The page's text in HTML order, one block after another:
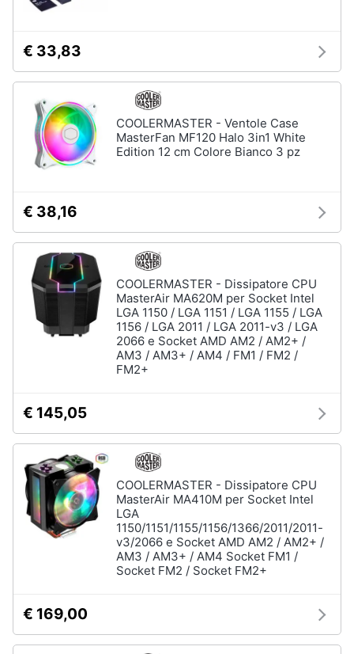
€ 33,83
COOLERMASTER - Ventole Case
MasterFan MF120 Halo 3in1 White
Edition 12 cm Colore Bianco 3 pz
€ 38,16
COOLERMASTER - Dissipatore CPU
MasterAir MA620M per Socket Intel
LGA 1150 / LGA 1151 / LGA 1155 / LGA
1156 / LGA 2011 / LGA 2011-v3 / LGA
2066 e Socket AMD AM2 / AM2+ /
AM3 / AM3+ / AM4 / FM1 / FM2 /
FM2+
€ 145,05
COOLERMASTER - Dissipatore CPU
MasterAir MA410M per Socket Intel
LGA
1150/1151/1155/1156/1366/2011/2011-
v3/2066 e Socket AMD AM2 / AM2+ /
AM3 / AM3+ / AM4 Socket FM1 /
Socket FM2 / Socket FM2+
€ 169,00